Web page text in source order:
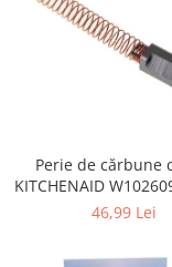
Camere video si sport
Drone si Accesorii
Home Cinema &
Televizoare &
Bacanie
Ambalaje cadouri
Perie de cărbune
KITCHENAID
x 19 mm, pentru
46,99 Lei